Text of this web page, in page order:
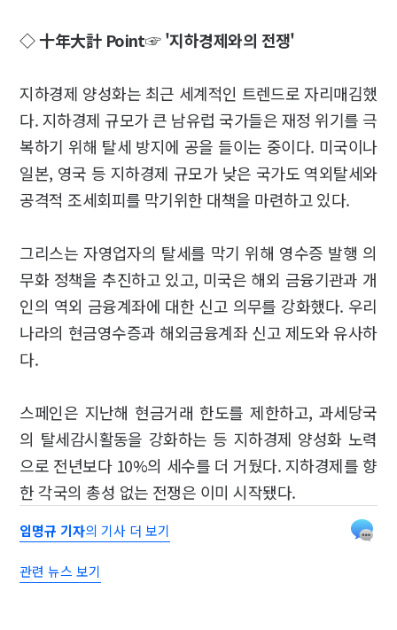
◇ 十年大計 Point☞ '지하경제와의 전쟁'
지하경제 양성화는 최근 세계적인 트렌드로 자리매김했
다. 지하경제 규모가 큰 남유럽 국가들은 재정 위기를 극
복하기 위해 탈세 방지에 공을 들이는 중이다. 미국이나
일본, 영국 등 지하경제 규모가 낮은 국가도 역외탈세와
공격적 조세회피를 막기위한 대책을 마련하고 있다.
그리스는 자영업자의 탈세를 막기 위해 영수증 발행 의
무화 정책을 추진하고 있고, 미국은 해외 금융기관과 개
인의 역외 금융계좌에 대한 신고 의무를 강화했다. 우리
나라의 현금영수증과 해외금융계좌 신고 제도와 유사하
다.
스페인은 지난해 현금거래 한도를 제한하고, 과세당국
의 탈세감시활동을 강화하는 등 지하경제 양성화 노력
으로 전년보다 10%의 세수를 더 거뒀다. 지하경제를 향
한 각국의 총성 없는 전쟁은 이미 시작됐다.
임명규 기자의 기사 더 보기
관련 뉴스 보기